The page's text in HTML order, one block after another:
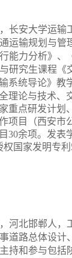
长安大学运输
运输规划与管
能力分析》、
研究生课程
系统导论》教
理论与技术、
重点研发计划
项目（西安市
30余项。发表
权国家发明专利
河北邯郸人，
道路总体设计
持和参与包括